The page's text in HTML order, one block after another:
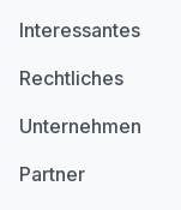
Interessantes
Rechtliches
Unternehmen
Partner